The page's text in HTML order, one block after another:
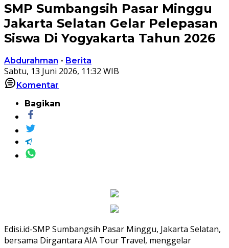
SMP Sumbangsih Pasar Minggu
Jakarta Selatan Gelar Pelepasan
Siswa Di Yogyakarta Tahun 2026
Abdurahman - Berita
Sabtu, 13 Juni 2026, 11:32 WIB
Komentar
Bagikan
Edisi.id-SMP Sumbangsih Pasar Minggu, Jakarta Selatan,
bersama Dirgantara AIA Tour Travel, menggelar